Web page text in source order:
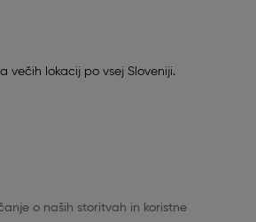
večih lokacij po vsej Sloveniji.
o naših storitvah in koristne